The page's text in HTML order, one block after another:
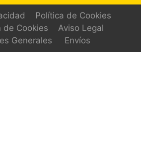
Política de Cookies
de Cookies
Aviso Legal
Generales
Envíos